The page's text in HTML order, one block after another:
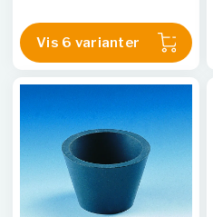
Vis 6 varianter